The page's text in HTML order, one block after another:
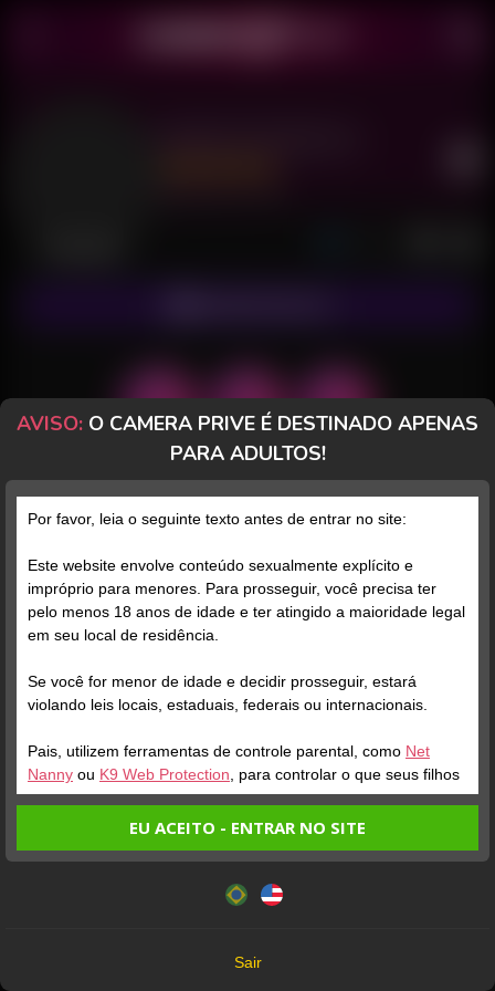
POSTS FANCLUB PAGOS AVALIAÇÕES
Posts (989) Fotos (439) Vídeos
Grátis
Verifique sua conta
1:16
Verifique sua conta
1
Este website utiliza cookies e tecnologias semelhantes de
Política de Privacidade
você concorda com estes termos.
AVISO: O CAMERA PRIVE É DESTINADO APENAS
PARA ADULTOS!
Por favor, leia o seguinte texto antes de entrar no site:
Este website envolve conteúdo sexualmente explícito e
impróprio para menores. Para prosseguir, você precisa ter
pelo menos 18 anos de idade e ter atingido a maioridade legal
em seu local de residência.
Se você for menor de idade e decidir prosseguir, estará
violando leis locais, estaduais, federais ou internacionais.
Pais, utilizem ferramentas de controle parental, como Net
Nanny ou K9 Web Protection, para controlar o que seus filhos
veem.
fatos:
Tenho ao menos 18 anos de idade e sou maior de idade
EU ACEITO - ENTRAR NO SITE
Sair